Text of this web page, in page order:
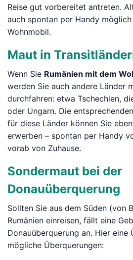
Reise gut vorbereitet antreten.
auch spontan per Handy
Wohnmobil.
Maut in
Wenn Sie Rumänien mit dem
werden Sie auch andere Länder
durchfahren: etwa Tschechien,
oder Ungarn. Die
für diese Länder können Sie
erwerben – spontan per Handy
vorab von Zuhause.
Sondermaut bei der
Donauüberquerung
Sollten Sie aus dem Süden (von
Rumänien einreisen, fällt eine
Donauüberquerung an. Hier eine
mögliche Überquerungen: